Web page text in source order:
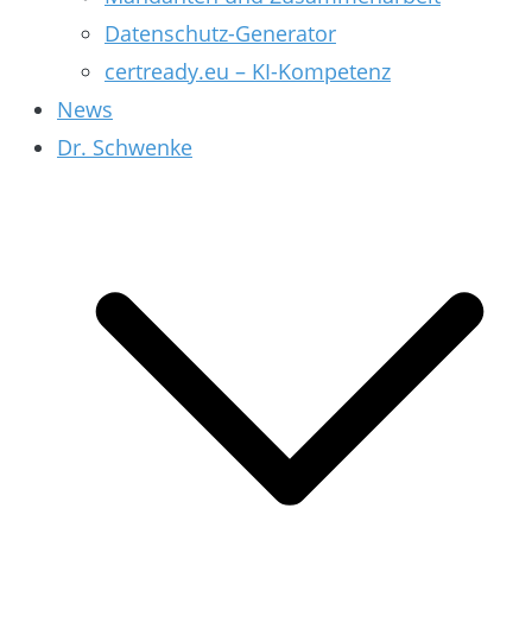
Datenschutz-Generator
certready.eu – KI-Kompetenz
News
Dr. Schwenke